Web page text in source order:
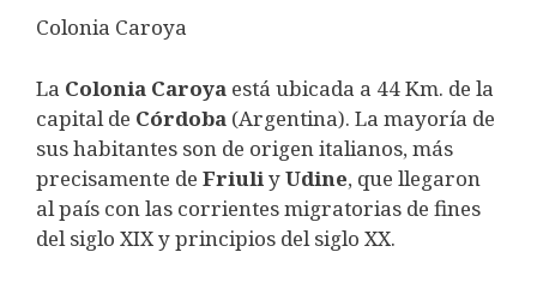
Colonia Caroya
La Colonia Caroya está ubicada a 44 Km. de la
capital de Córdoba (Argentina). La mayoría de
sus habitantes son de origen italianos, más
precisamente de FriuliyUdine, que llegaron
al país con las corrientes migratorias de fines
del siglo XIX y principios del siglo XX.